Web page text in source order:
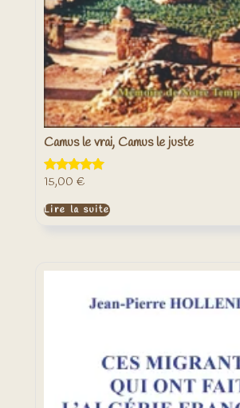
Camus le vrai, Camus le juste
Note
sur 5
15,00 €
Lire la suite